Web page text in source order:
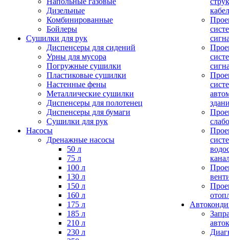
Дизельные
Комбинированные
Бойлеры
Сушилки для рук
Диспенсеры для сидений
Урны для мусора
Погружные сушилки
Пластиковые сушилки
Настенные фены
Металлические сушилки
Диспенсеры для полотенец
Диспенсеры для бумаги
Сушилки для рук
Насосы
Дренажные насосы
50 л
75 л
100 л
130 л
150 л
160 л
175 л
185 л
210 л
230 л